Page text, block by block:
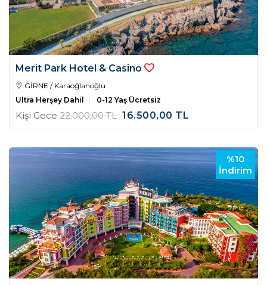
Merit Park Hotel & Casino
GİRNE / Karaoğlanoğlu
Ultra Herşey Dahil
0-12 Yaş Ücretsiz
Kişi Gece 22.000,00TL 16.500,00 TL
%10
İndirim